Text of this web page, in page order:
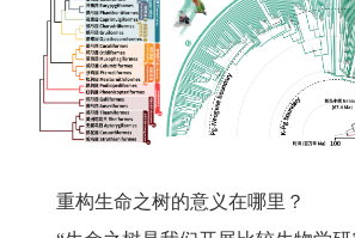
重构生命之树的意义在哪里？